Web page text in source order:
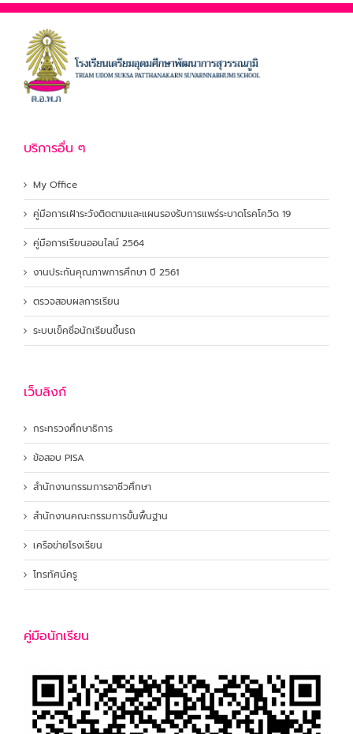
บริการอื่น ๆ
My Office
คู่มือการเฝ้าระวังติดตามและแผนรองรับการแพร่ระบาดโรคโควิด 19
คู่มือการเรียนออนไลน์ 2564
งานประกันคุณภาพการศึกษา ปี 2561
ตรวจสอบผลการเรียน
ระบบเข็คชื่อนักเรียนขึ้นรถ
เว็บลิงก์
กระทรวงศึกษาธิการ
ข้อสอบ PISA
สำนักงานกรรมการอาชีวศึกษา
สำนักงานคณะกรรมการขั้นพื้นฐาน
เครือข่ายโรงเรียน
โทรทัศน์ครู
คู่มือนักเรียน